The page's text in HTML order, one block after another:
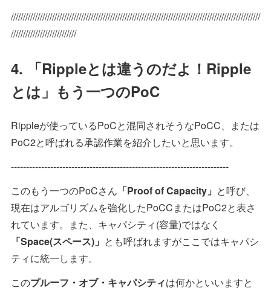
///////////////////////////////////////////////////////////////////////////////////////////////////////
///////////////////////////
4. 「Rippleとは違うのだよ！Ripple
とは」もう一つのPoC
Rippleが使っているPoCと混同されそうなPoCC、または
PoC2と呼ばれる承認作業を紹介したいと思います。
------------------------------------------------------------------------
このもう一つのPoCさん 「Proof of Capacity」 と呼び、
現在はアルゴリズムを強化したPoCCまたはPoC2と表さ
れています。また、キャパシティ(容量)ではなく
「Space(スペース)」 とも呼ばれますがここではキャパシ
ティに統一します。
このプルーフ・オブ・キャパシティは何かといいますと